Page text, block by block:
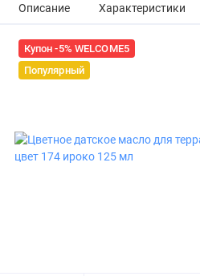
Описание Характеристики
Купон -5% WELCOME5
Популярный